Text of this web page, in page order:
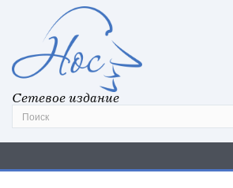
Сетевое издание